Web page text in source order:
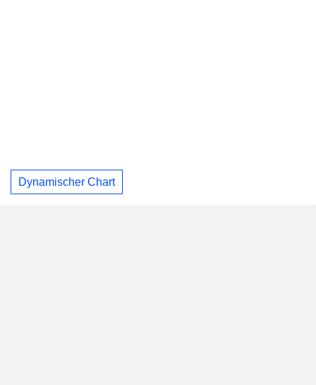
Dynamischer Chart